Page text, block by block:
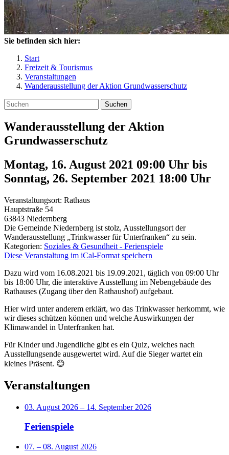
Sie befinden sich hier:
Start
Freizeit & Tourismus
Veranstaltungen
Wanderausstellung der Aktion Grundwasserschutz
Suchen
Wanderausstellung der Aktion
Grundwasserschutz
Montag, 16. August 2021 09:00 Uhr bis
Sonntag, 26. September 2021 18:00 Uhr
Veranstaltungsort: Rathaus
Hauptstraße 54
63843 Niedernberg
Die Gemeinde Niedernberg ist stolz, Ausstellungsort der
Wanderausstellung „Trinkwasser für Unterfranken“ zu sein.
Kategorien: Soziales & Gesundheit - Ferienspiele
Diese Veranstaltung im iCal-Format speichern
Dazu wird vom 16.08.2021 bis 19.09.2021, täglich von 09:00 Uhr
bis 18:00 Uhr, die interaktive Ausstellung im Nebengebäude des
Rathauses (Zugang über den Rathaushof) aufgebaut.
Hier wird unter anderem erklärt, wo das Trinkwasser herkommt, wie
wir dieses schützen können und welche Auswirkungen der
Klimawandel in Unterfranken hat.
Für Kinder und Jugendliche gibt es ein Quiz, welches nach
Ausstellungsende ausgewertet wird. Auf die Sieger wartet ein
kleines Präsent. 😊
Veranstaltungen
03. August 2026 – 14. September 2026
Ferienspiele
07. – 08. August 2026